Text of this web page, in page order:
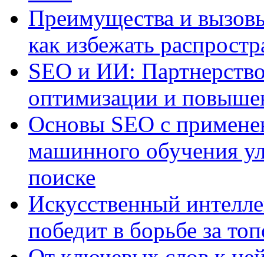
Преимущества и
как избежать
SEO и ИИ:
оптимизации и
Основы SEO с
машинного обучения
поиске
Искусственный
победит в борьбе за